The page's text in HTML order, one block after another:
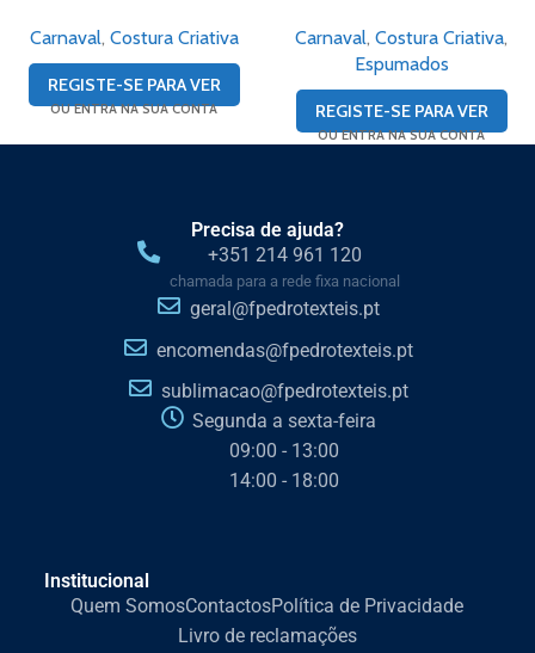
Carnaval, Costura Criativa
REGISTE-SE PARA VER
OU ENTRA NA SUA CONTA
Carnaval, Costura Criativa,
Espumados
REGISTE-SE PARA VER
OU ENTRA NA SUA CONTA
Institucional
Quem SomosContactosPolítica de Privacidade
Livro de reclamações
Precisa de ajuda?
+351 214 961 120
chamada para a rede fixa nacional
geral@fpedrotexteis.pt
encomendas@fpedrotexteis.pt
sublimacao@fpedrotexteis.pt
Segunda a sexta-feira
09:00 - 13:00
14:00 - 18:00